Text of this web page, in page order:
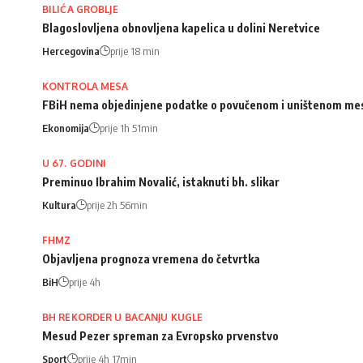
BILIĆA GROBLJE
Blagoslovljena obnovljena kapelica u dolini Neretvice
Hercegovina prije 18 min
KONTROLA MESA
FBiH nema objedinjene podatke o povučenom i uništenom
Ekonomija prije 1h 51min
U 67. GODINI
Preminuo Ibrahim Novalić, istaknuti bh. slikar
Kultura prije 2h 56min
FHMZ
Objavljena prognoza vremena do četvrtka
BiH prije 4h
BH REKORDER U BACANJU KUGLE
Mesud Pezer spreman za Evropsko prvenstvo
Sport prije 4h 17min